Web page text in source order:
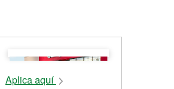
Aplica aquí